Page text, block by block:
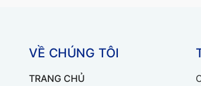
VỀ CHÚNG TÔI
TRANG CHỦ